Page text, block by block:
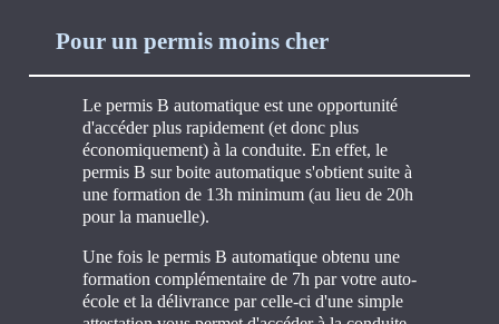
Pour un permis moins cher
Le permis B automatique est une opportunité
d'accéder plus rapidement (et donc plus
économiquement) à la conduite. En effet, le
permis B sur boite automatique s'obtient suite à
une formation de 13h minimum (au lieu de 20h
pour la manuelle).
Une fois le permis B automatique obtenu une
formation complémentaire de 7h par votre auto-
école et la délivrance par celle-ci d'une simple